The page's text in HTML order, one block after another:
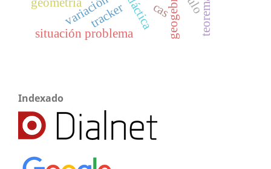
variación geogebra.
cas
situación problema
tracker
Indexado